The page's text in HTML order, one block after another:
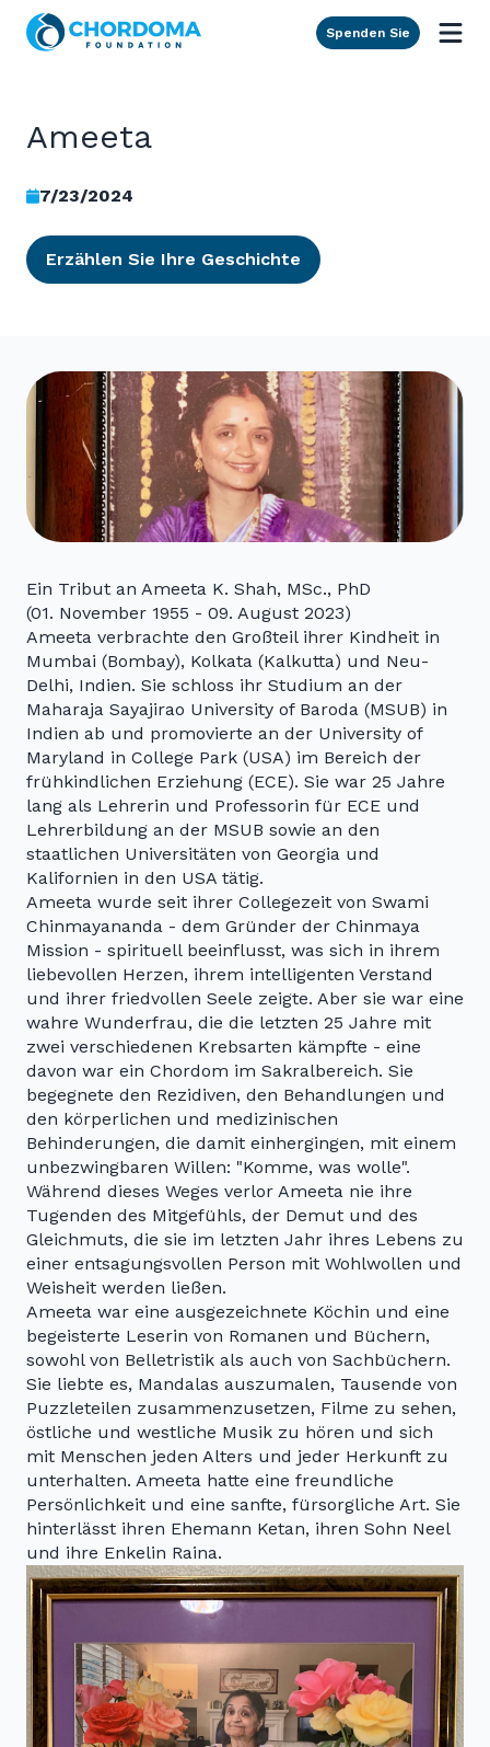
Skip to Main Content
Spenden Sie
Ameeta
7/23/2024
Erzählen Sie Ihre Geschichte
Ein Tribut an Ameeta K. Shah, MSc., PhD
(01. November 1955 - 09. August 2023)
Ameeta verbrachte den Großteil ihrer Kindheit in
Mumbai (Bombay), Kolkata (Kalkutta) und Neu-
Delhi, Indien. Sie schloss ihr Studium an der
Maharaja Sayajirao University of Baroda (MSUB) in
Indien ab und promovierte an der University of
Maryland in College Park (USA) im Bereich der
frühkindlichen Erziehung (ECE). Sie war 25 Jahre
lang als Lehrerin und Professorin für ECE und
Lehrerbildung an der MSUB sowie an den
staatlichen Universitäten von Georgia und
Kalifornien in den USA tätig.
Ameeta wurde seit ihrer Collegezeit von Swami
Chinmayananda - dem Gründer der Chinmaya
Mission - spirituell beeinflusst, was sich in ihrem
liebevollen Herzen, ihrem intelligenten Verstand
und ihrer friedvollen Seele zeigte. Aber sie war eine
wahre Wunderfrau, die die letzten 25 Jahre mit
zwei verschiedenen Krebsarten kämpfte - eine
davon war ein Chordom im Sakralbereich. Sie
begegnete den Rezidiven, den Behandlungen und
den körperlichen und medizinischen
Behinderungen, die damit einhergingen, mit einem
unbezwingbaren Willen: "Komme, was wolle".
Während dieses Weges verlor Ameeta nie ihre
Tugenden des Mitgefühls, der Demut und des
Gleichmuts, die sie im letzten Jahr ihres Lebens zu
einer entsagungsvollen Person mit Wohlwollen und
Weisheit werden ließen.
Ameeta war eine ausgezeichnete Köchin und eine
begeisterte Leserin von Romanen und Büchern,
sowohl von Belletristik als auch von Sachbüchern.
Sie liebte es, Mandalas auszumalen, Tausende von
Puzzleteilen zusammenzusetzen, Filme zu sehen,
östliche und westliche Musik zu hören und sich
mit Menschen jeden Alters und jeder Herkunft zu
unterhalten. Ameeta hatte eine freundliche
Persönlichkeit und eine sanfte, fürsorgliche Art. Sie
hinterlässt ihren Ehemann Ketan, ihren Sohn Neel
und ihre Enkelin Raina.